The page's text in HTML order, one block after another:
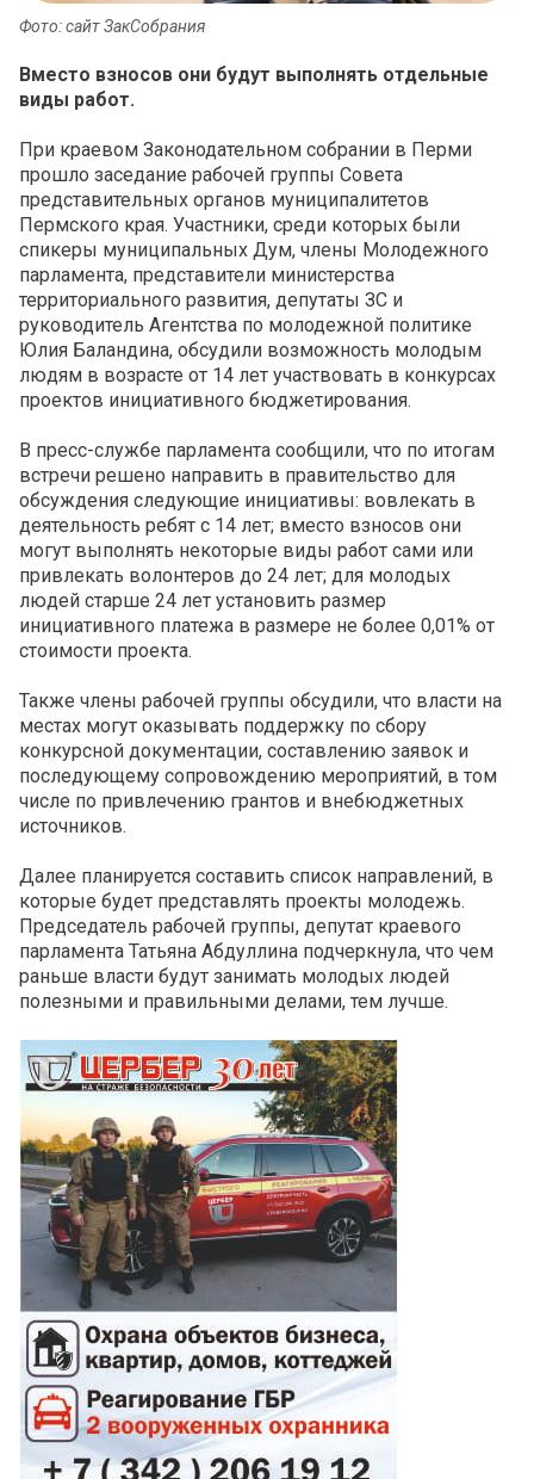
Фото: сайт ЗакСобрания
Вместо взносов они будут выполнять отдельные
виды работ.
При краевом Законодательном собрании в Перми
прошло заседание рабочей группы Совета
представительных органов муниципалитетов
Пермского края. Участники, среди которых были
спикеры муниципальных Дум, члены Молодежного
парламента, представители министерства
территориального развития, депутаты ЗС и
руководитель Агентства по молодежной политике
Юлия Баландина, обсудили возможность молодым
людям в возрасте от 14 лет участвовать в конкурсах
проектов инициативного бюджетирования.
В пресс-службе парламента сообщили, что по итогам
встречи решено направить в правительство для
обсуждения следующие инициативы: вовлекать в
деятельность ребят с 14 лет; вместо взносов они
могут выполнять некоторые виды работ сами или
привлекать волонтеров до 24 лет; для молодых
людей старше 24 лет установить размер
инициативного платежа в размере не более 0,01% от
стоимости проекта.
Также члены рабочей группы обсудили, что власти на
местах могут оказывать поддержку по сбору
конкурсной документации, составлению заявок и
последующему сопровождению мероприятий, в том
числе по привлечению грантов и внебюджетных
источников.
Далее планируется составить список направлений, в
которые будет представлять проекты молодежь.
Председатель рабочей группы, депутат краевого
парламента Татьяна Абдуллина подчеркнула, что чем
раньше власти будут занимать молодых людей
полезными и правильными делами, тем лучше.